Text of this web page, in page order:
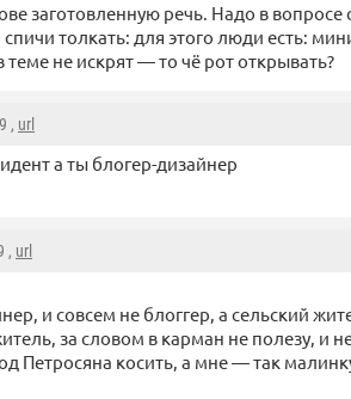
заготовленную речь. Надо в вопросе
толкать: для этого люди есть:
не искрят — то чё рот открывать?
, url
а ты блогер-дизайнер
, url
и совсем не блоггер, а сельский
за словом в карман не полезу, и
Петросяна косить, а мне — так